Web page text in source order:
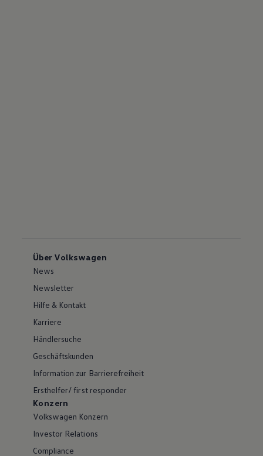
Über Volkswagen
News
Newsletter
Hilfe & Kontakt
Karriere
Händlersuche
Geschäftskunden
Information zur Barrierefreiheit
Ersthelfer/ first responder
Konzern
Volkswagen Konzern
Investor Relations
Compliance